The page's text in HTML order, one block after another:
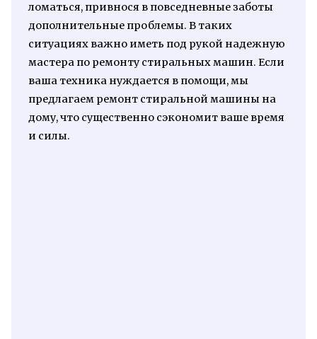
ломаться, привнося в повседневные заботы
дополнительные проблемы. В таких
ситуациях важно иметь под рукой надежную
мастера по ремонту стиральных машин. Если
ваша техника нуждается в помощи, мы
предлагаем ремонт стиральной машины на
дому, что существенно сэкономит ваше время
и силы.